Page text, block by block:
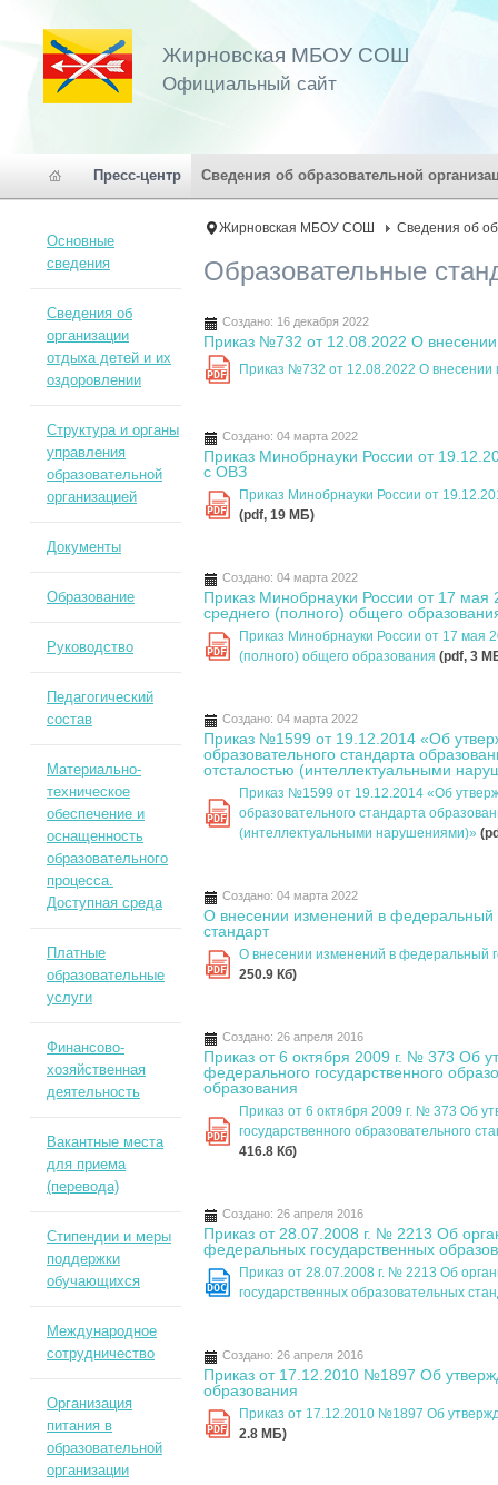
Жирновская МБОУ СОШ
Официальный сайт
Пресс-центр Сведения об образовательной
Жирновская МБОУ СОШ Сведения об
Образовательные
Создано: 16 декабря 2022
Приказ №732 от 12.08.2022 О
PDF Приказ №732 от 12.08.2022 О
Создано: 04 марта 2022
Приказ Минобрнауки России от
с ОВЗ
PDF
Приказ Минобрнауки России от
(pdf, 19 MБ)
Создано: 04 марта 2022
Приказ Минобрнауки России от 17
среднего (полного) общего
PDF
Приказ Минобрнауки России от 17 мая
(полного) общего образования(pdf, 3
Создано: 04 марта 2022
Приказ №1599 от 19.12.2014 «Об
образовательного стандарта
отсталостью (интеллектуальными
PDF
Приказ №1599 от 19.12.2014 «Об
образовательного стандарта
(интеллектуальными нарушениями)»
Создано: 04 марта 2022
О внесении изменений в федеральный
стандарт
PDF
О внесении изменений в федеральный
250.9 Кб)
Создано: 26 апреля 2016
Приказ от 6 октября 2009 г. № 373 Об
федерального государственного
образования
PDF
Приказ от 6 октября 2009 г. № 373 Об
государственного образовательного
416.8 Кб)
Создано: 26 апреля 2016
Приказ от 28.07.2008 г. № 2213 Об
федеральных государственных
DOC
Приказ от 28.07.2008 г. № 2213 Об
государственных образовательных
Создано: 26 апреля 2016
Приказ от 17.12.2010 №1897 Об
образования
PDF
Приказ от 17.12.2010 №1897 Об
2.8 MБ)
Основные
сведения
Сведения об
организации
отдыха детей и их
оздоровлении
Структура и органы
управления
образовательной
организацией
Документы
Образование
Руководство
Педагогический
состав
Материально-
техническое
обеспечение и
оснащенность
образовательного
процесса.
Доступная среда
Платные
образовательные
услуги
Финансово-
хозяйственная
деятельность
Вакантные места
для приема
(перевода)
Стипендии и меры
поддержки
обучающихся
Международное
сотрудничество
Организация
питания в
образовательной
организации